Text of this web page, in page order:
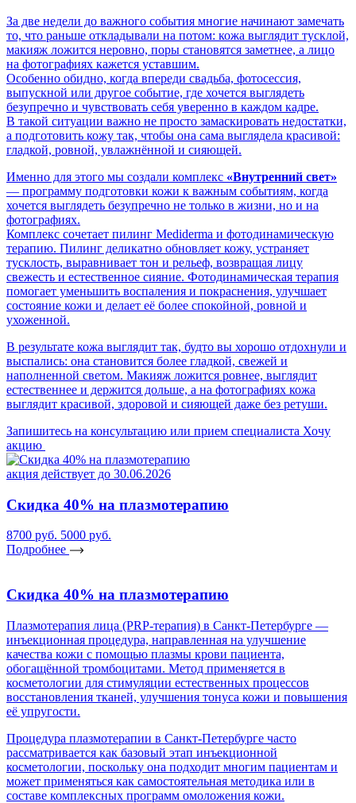
За две недели до важного события многие начинают замечать
то, что раньше откладывали на потом: кожа выглядит тусклой,
макияж ложится неровно, поры становятся заметнее, а лицо
на фотографиях кажется уставшим.
Особенно обидно, когда впереди свадьба, фотосессия,
выпускной или другое событие, где хочется выглядеть
безупречно и чувствовать себя уверенно в каждом кадре.
В такой ситуации важно не просто замаскировать недостатки,
а подготовить кожу так, чтобы она сама выглядела красивой:
гладкой, ровной, увлажнённой и сияющей.
Именно для этого мы создали комплекс «Внутренний свет»
— программу подготовки кожи к важным событиям, когда
хочется выглядеть безупречно не только в жизни, но и на
фотографиях.
Комплекс сочетает пилинг Mediderma и фотодинамическую
терапию. Пилинг деликатно обновляет кожу, устраняет
тусклость, выравнивает тон и рельеф, возвращая лицу
свежесть и естественное сияние. Фотодинамическая терапия
помогает уменьшить воспаления и покраснения, улучшает
состояние кожи и делает её более спокойной, ровной и
ухоженной.
В результате кожа выглядит так, будто вы хорошо отдохнули и
выспались: она становится более гладкой, свежей и
наполненной светом. Макияж ложится ровнее, выглядит
естественнее и держится дольше, а на фотографиях кожа
выглядит красивой, здоровой и сияющей даже без ретуши.
Запишитесь на консультацию или прием специалиста Хочу
акцию
акция действует до 30.06.2026
Скидка 40% на плазмотерапию
8700 руб. 5000 руб.
Подробнее
Скидка 40% на плазмотерапию
Плазмотерапия лица (PRP-терапия) в Санкт-Петербурге —
инъекционная процедура, направленная на улучшение
качества кожи с помощью плазмы крови пациента,
обогащённой тромбоцитами. Метод применяется в
косметологии для стимуляции естественных процессов
восстановления тканей, улучшения тонуса кожи и повышения
её упругости.
Процедура плазмотерапии в Санкт-Петербурге часто
рассматривается как базовый этап инъекционной
косметологии, поскольку она подходит многим пациентам и
может применяться как самостоятельная методика или в
составе комплексных программ омоложения кожи.